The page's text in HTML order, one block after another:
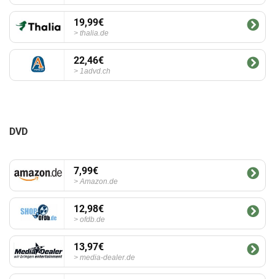
19,99€
thalia.de
22,46€
1advd.ch
DVD
7,99€
Amazon.de
12,98€
ofdb.de
13,97€
media-dealer.de